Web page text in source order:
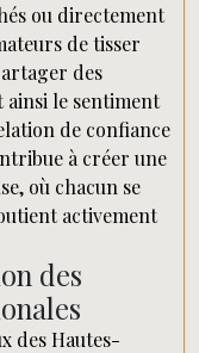
ou directement
de tisser
des
ainsi le sentiment
de confiance
à créer une
où chacun se
activement
des
des Hautes-